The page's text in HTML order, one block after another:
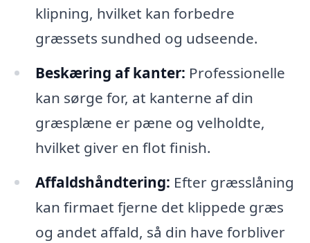
klipning, hvilket kan forbedre
græssets sundhed og udseende.
Beskæring af kanter: Professionelle
kan sørge for, at kanterne af din
græsplæne er pæne og velholdte,
hvilket giver en flot finish.
Affaldshåndtering: Efter græsslåning
kan firmaet fjerne det klippede græs
og andet affald, så din have forbliver